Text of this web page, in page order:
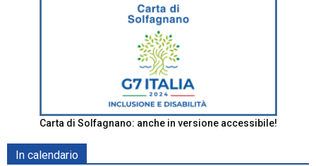
Carta di Solfagnano: anche in versione accessibile!
In calendario